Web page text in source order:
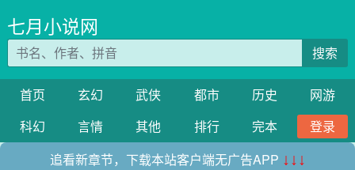
七月小说网
搜索
首页 玄幻 武侠 都市 历史
网游
科幻
言情 其他 排行 完本
登录
追看新章节，下载本站客户端无广告APP ↓↓↓